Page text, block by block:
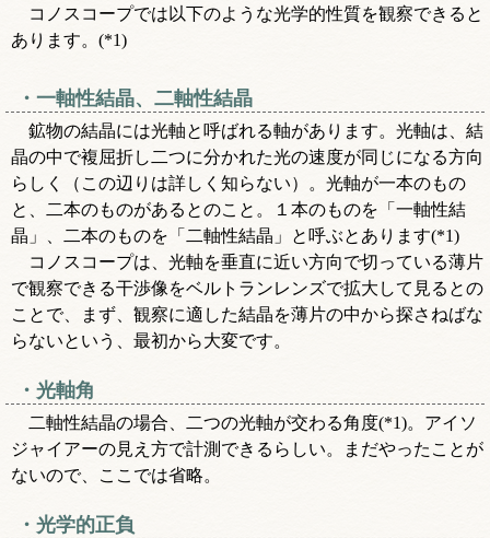
コノスコープでは以下のような光学的性質を観察できると
あります。(*1)
一軸性結晶、二軸性結晶
鉱物の結晶には光軸と呼ばれる軸があります。光軸は、結
晶の中で複屈折し二つに分かれた光の速度が同じになる方向
らしく（この辺りは詳しく知らない）。光軸が一本のもの
と、二本のものがあるとのこと。１本のものを「一軸性結
晶」、二本のものを「二軸性結晶」と呼ぶとあります(*1)
コノスコープは、光軸を垂直に近い方向で切っている薄片
で観察できる干渉像をベルトランレンズで拡大して見るとの
ことで、まず、観察に適した結晶を薄片の中から探さねばな
らないという、最初から大変です。
光軸角
二軸性結晶の場合、二つの光軸が交わる角度(*1)。アイソ
ジャイアーの見え方で計測できるらしい。まだやったことが
ないので、ここでは省略。
光学的正負